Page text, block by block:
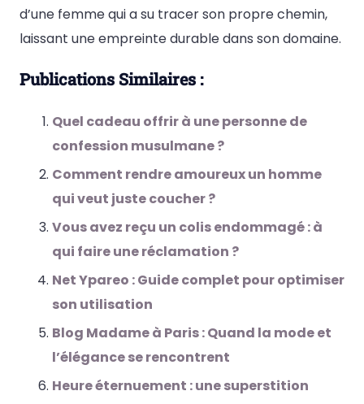
d’une femme qui a su tracer son propre chemin,
laissant une empreinte durable dans son domaine.
Publications Similaires :
Quel cadeau offrir à une personne de
confession musulmane ?
Comment rendre amoureux un homme
qui veut juste coucher ?
Vous avez reçu un colis endommagé : à
qui faire une réclamation ?
Net Ypareo : Guide complet pour optimiser
son utilisation
Blog Madame à Paris : Quand la mode et
l’élégance se rencontrent
Heure éternuement : une superstition